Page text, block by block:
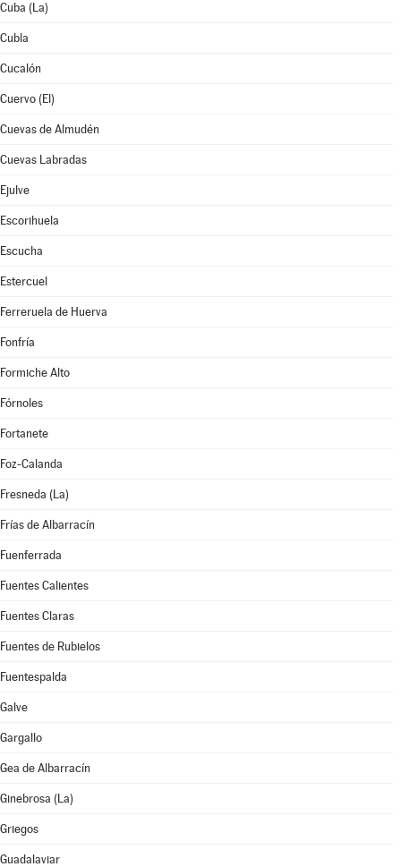
Cuba (La)
Cubla
Cucalón
Cuervo (El)
Cuevas de Almudén
Cuevas Labradas
Ejulve
Escorihuela
Escucha
Estercuel
Ferreruela de Huerva
Fonfría
Formiche Alto
Fórnoles
Fortanete
Foz-Calanda
Fresneda (La)
Frías de Albarracín
Fuenferrada
Fuentes Calientes
Fuentes Claras
Fuentes de Rubielos
Fuentespalda
Galve
Gargallo
Gea de Albarracín
Ginebrosa (La)
Griegos
Guadalaviar